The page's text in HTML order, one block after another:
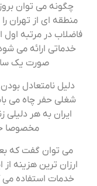
چگونه می توان
منطقه ای از تهران
فاضلاب در مرتبه
خدماتی ارائه می
صورت یک
دلیل نامتعادل
شغلی حفر چاه می
ایران به هر
مخصوصا
می توان گفت که
ارزان ترین هزینه از
خدمات استفاده می